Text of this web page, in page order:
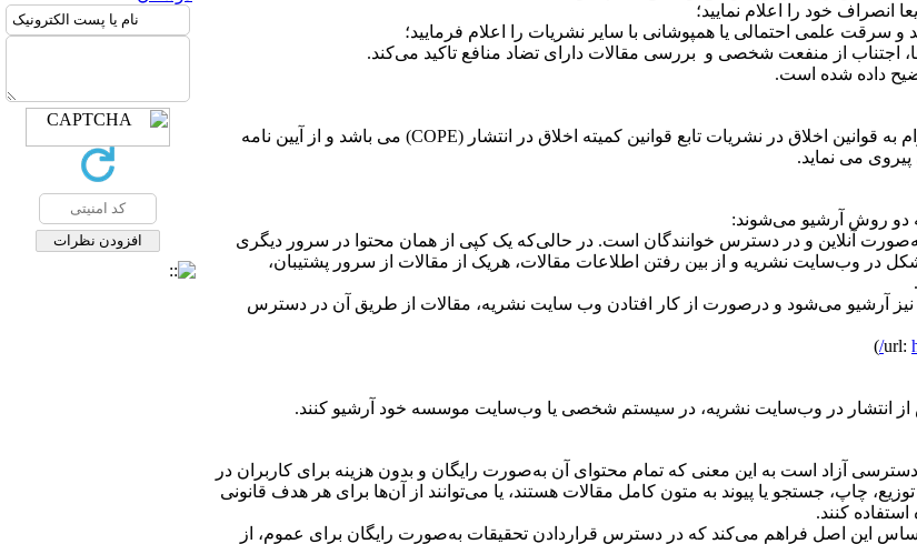
خود را اعلام نمایید؛
و سرقت علمی احتمالی یا همپوشانی با سایر نشریات را اعلام فرمایید؛
اجتناب از منفعت شخصی و بررسی مقالات دارای تضاد منافع تاکید می‌کند.
داده شده است.
نشریه فصلنامه سیاست های مالی و اقتصادی با احترام به قوانین اخلاق در نشریات تابع قوانین کمیته اخلاق در انتشار (COPE) می باشد و از آیین نامه
پیروی می نماید.
دو روش آرشیو می‌شوند:
آنلاین و در دسترس خوانندگان است. در حالی‌که یک کپی از همان محتوا در سرور دیگری
در وب‌سایت نشریه و از بین رفتن اطلاعات مقالات، هریک از مقالات از سرور پشتیبان،
‌نیز آرشیو می‌شود و درصورت از کار افتادن وب سایت نشریه، مقالات از طریق آن در دسترس
)
پس از انتشار در وب‌سایت نشریه، در سیستم شخصی یا وب‌سایت موسسه خود آرشیو کنند.
آزاد است به این معنی که تمام محتوای آن به‌صورت رایگان و بدون هزینه برای کاربران در
چاپ، جستجو یا پیوند به متون کامل مقالات هستند، یا می‌توانند از آن‌ها برای هر هدف قانونی
کنند.
این اصل فراهم می‌کند که در دسترس قراردادن تحقیقات به‌صورت رایگان برای عموم، از